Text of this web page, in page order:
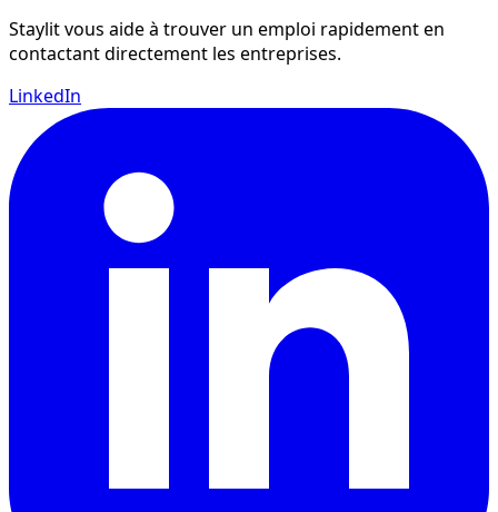
Staylit vous aide à trouver un emploi rapidement en
contactant directement les entreprises.
LinkedIn